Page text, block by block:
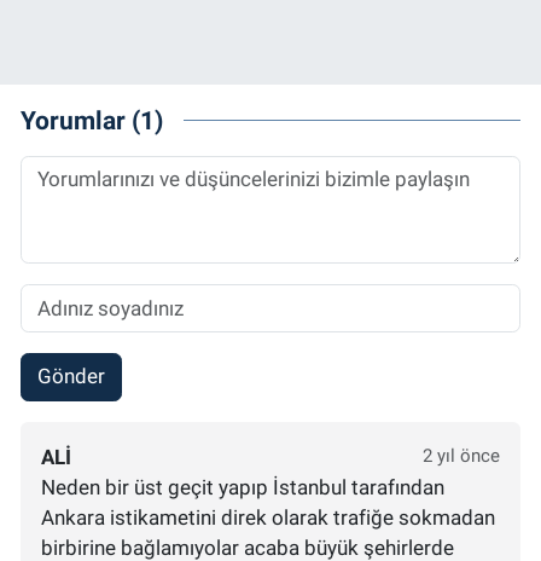
Yorumlar (1)
Gönder
ALI 2 yıl önce
Neden bir üst geçit yapıp İstanbul tarafından
Ankara istikametini direk olarak trafiğe sokmadan
birbirine bağlamıyolar acaba büyük şehirlerde